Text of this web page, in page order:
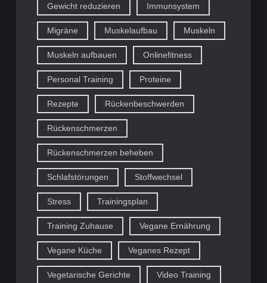
Gewicht reduzieren Immunsystem
Migräne Muskelaufbau Muskeln
Muskeln aufbauen Onlinefitness
Personal Training Proteine
Rezepte Rückenbeschwerden
Rückenschmerzen
Rückenschmerzen beheben
Schlafstörungen Stoffwechsel
Stress Trainingsplan
Training Zuhause Vegane Ernährung
Vegane Küche Veganes Rezept
Vegetarische Gerichte Video Training